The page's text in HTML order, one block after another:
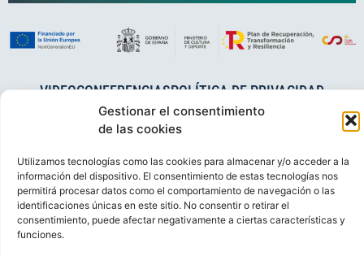
Gestionar el consentimiento
de las cookies
Utilizamos tecnologías como las cookies para almacenar y/o acceder a la
información del dispositivo. El consentimiento de estas tecnologías nos
permitirá procesar datos como el comportamiento de navegación o las
identificaciones únicas en este sitio. No consentir o retirar el
consentimiento, puede afectar negativamente a ciertas características y
funciones.
VIDEOCONFERENCIASPOLÍTICA DE PRIVACIDAD
POLÍTICA DE COOKIESPOLÍTICA DE VENTAS
AVISO LEGAL
CONTACTO
© FEDERACIÓN ESPAÑOLA DE RUGBY 2023.
DESARROLLADO POR TOOOLS.